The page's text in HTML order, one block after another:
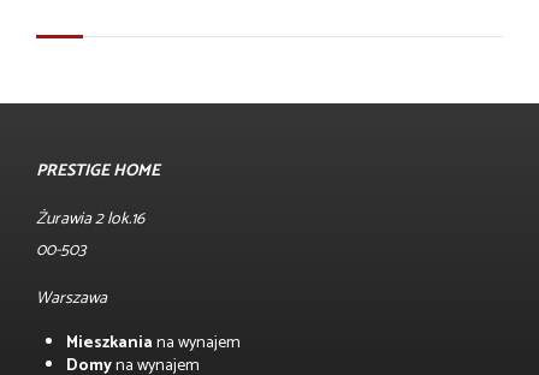
PRESTIGE HOME
Żurawia 2 lok.16
00-503
Warszawa
Mieszkaniana wynajem
Domyna wynajem